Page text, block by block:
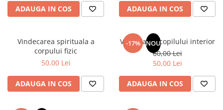
SelfConnect
Vindecare Spirituala
Sanatate
Gastronomik
ADAUGA IN COS ADAUGA IN COS
Vindecarea spirituala a
corpului fizic
50,00 Lei
ADAUGA IN COS
-17% NOU
Vindecarea copilului interior
60,00 Lei
50,00 Lei
ADAUGA IN COS